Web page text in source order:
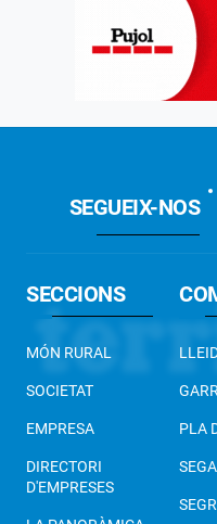
SEGUEIX-NOS
SECCIONS
MÓN RURAL
SOCIETAT
EMPRESA
DIRECTORI
D'EMPRESES
PLA